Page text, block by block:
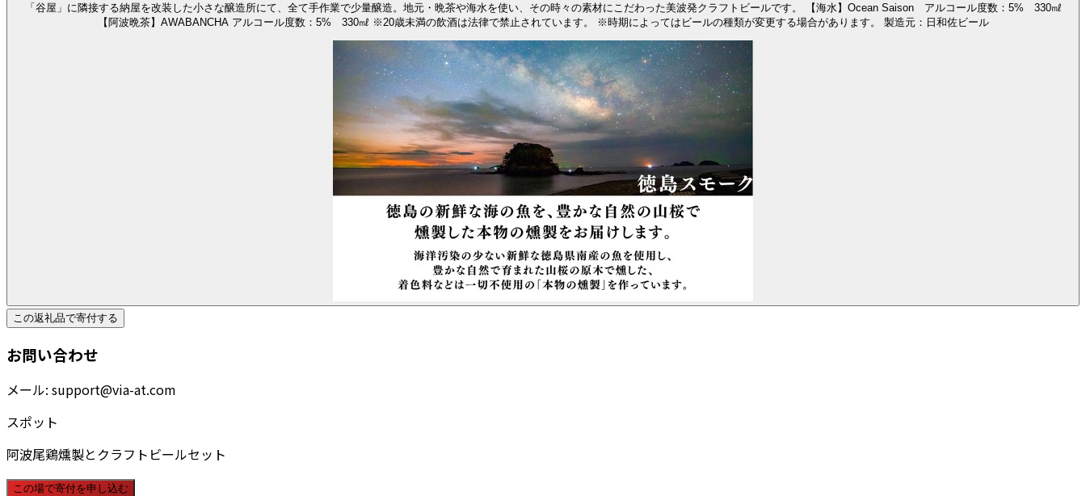
「谷屋」に隣接する納屋を改装した小さな醸造所にて、全て手作業で少量醸造。地元・晩茶や海水を使い、その時々の素材にこだわった美波発クラフトビールです。 【海水】Ocean Saison アルコール度数：5% 330㎖
【阿波晩茶】AWABANCHA アルコール度数：5% 330㎖ ※20歳未満の飲酒は法律で禁止されています。 ※時期によってはビールの種類が変更する場合があります。 製造元：日和佐ビール
この返礼品で寄付する
お問い合わせ
メール: support@via-at.com
スポット
阿波尾鶏燻製とクラフトビールセット
この場で寄付を申し込む